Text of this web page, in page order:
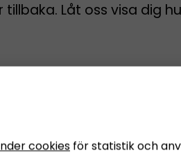
Låt oss visa dig
cookies för statistik och